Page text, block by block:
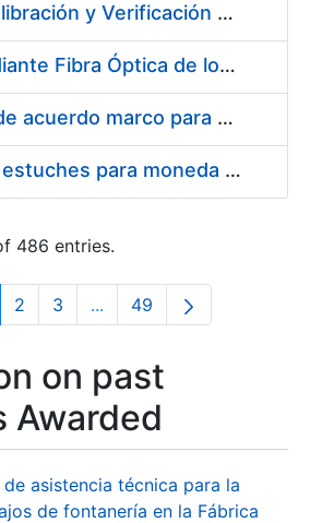
Servicio de Calibración y Verificación Externa de los Equipos de Medición del Servicio de Prevención de la FNMT-RCM
Conexión mediante Fibra Óptica de los Centros de Proceso de Datos (CPDs) de las sedes de la FNMT-RCM de Burgos y Madrid
Contratación de acuerdo marco para el Suministro de Material de Electricidad para la Fábrica Nacional de Moneda y Timbre-Real Casa de la Moneda en su centro de trabajo de Burgos
Suministro de estuches para moneda de 30 €
486 entries.
Page
2 Page
3 ...Intermediate Pages Use
Page
49
on past
Awarded
asistencia técnica para la
de fontanería en la Fábrica